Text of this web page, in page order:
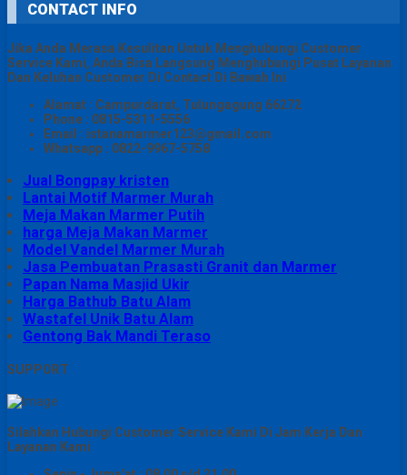
CONTACT INFO
Jika Anda Merasa Kesulitan Untuk Menghubungi Customer
Service Kami, Anda Bisa Langsung Menghubungi Pusat Layanan
Dan Keluhan Customer Di Contact Di Bawah Ini
Alamat : Campurdarat, Tulungagung 66272
Phone : 0815-5311-5556
Email : istanamarmer123@gmail.com
Whatsapp : 0822-9967-5758
Jual Bongpay kristen
Lantai Motif Marmer Murah
Meja Makan Marmer Putih
harga Meja Makan Marmer
Model Vandel Marmer Murah
Jasa Pembuatan Prasasti Granit dan Marmer
Papan Nama Masjid Ukir
Harga Bathub Batu Alam
Wastafel Unik Batu Alam
Gentong Bak Mandi Teraso
SUPPORT
Silahkan Hubungi Customer Service Kami Di Jam Kerja Dan
Layanan Kami